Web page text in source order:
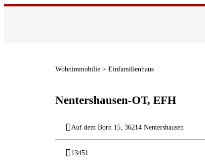
Wohnimmobilie > Einfamilienhaus
Nentershausen-OT, EFH
Auf dem Born 15, 36214 Nentershausen
13451